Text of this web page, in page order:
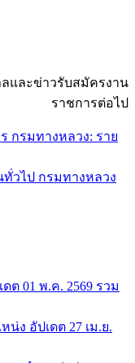
และข่าวรับสมัครงาน
ราชการต่อไป
กรมทางหลวง: ราย
วไป กรมทางหลวง
ต 01 พ.ค. 2569 รวม
น่ง อัปเดต 27 เม.ย.